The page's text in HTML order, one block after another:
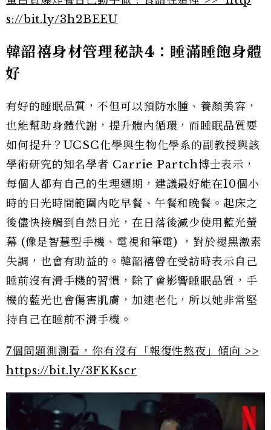
s://bit.ly/3h2BEEU
韓韶禧身材管理秘訣4： 睡滿睡飽身體
好
有好的睡眠品質，不但可以預防水腫、養顏美容，
也能幫助身體代謝，提升體內循環，而睡眠品質要
如何提升？UCSC化學與生物化學系的副教授與該
學術研究的知名學者 Carrie Partch博士表示，
每個人都有自己的生理週期，建議最好能在10個小
時的日光時間範圍內吃早餐、午餐和晚餐。起床之
後儘快接觸到自然日光，在日落後減少使用藍光螢
幕 (像是智慧型手機、電視和筆電) ，對於褪黑激素
失調，也會有助益的。韓韶禧曾在受訪時表示自己
睡前沒有滑手機的習慣，除了會影響睡眠品質，手
機的藍光也會傷害肌膚，加速老化，所以她非常堅
持自己在睡前不滑手機。
7個問題測測看，你有沒有「報復性熬夜」傾向 >>
https://bit.ly/3FKKscr